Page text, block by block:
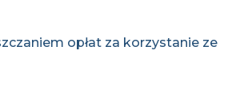
opłat za korzystanie ze